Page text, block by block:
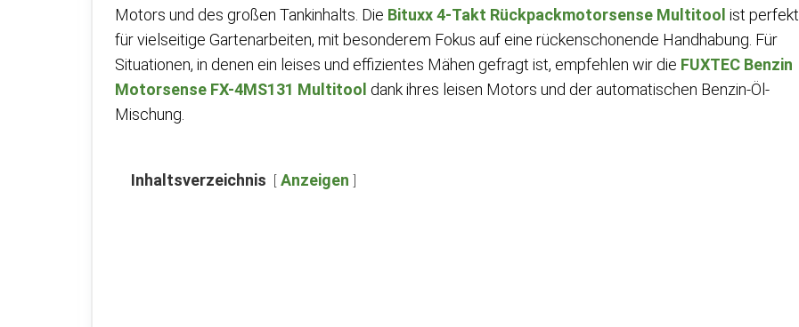
Motors und des großen Tankinhalts. Die Bituxx 4-Takt Rückpackmotorsense Multitool ist perfekt
für vielseitige Gartenarbeiten, mit besonderem Fokus auf eine rückenschonende Handhabung. Für
Situationen, in denen ein leises und effizientes Mähen gefragt ist, empfehlen wir die FUXTEC Benzin
Motorsense FX-4MS131 Multitool dank ihres leisen Motors und der automatischen Benzin-Öl-
Mischung.
Inhaltsverzeichnis Anzeigen